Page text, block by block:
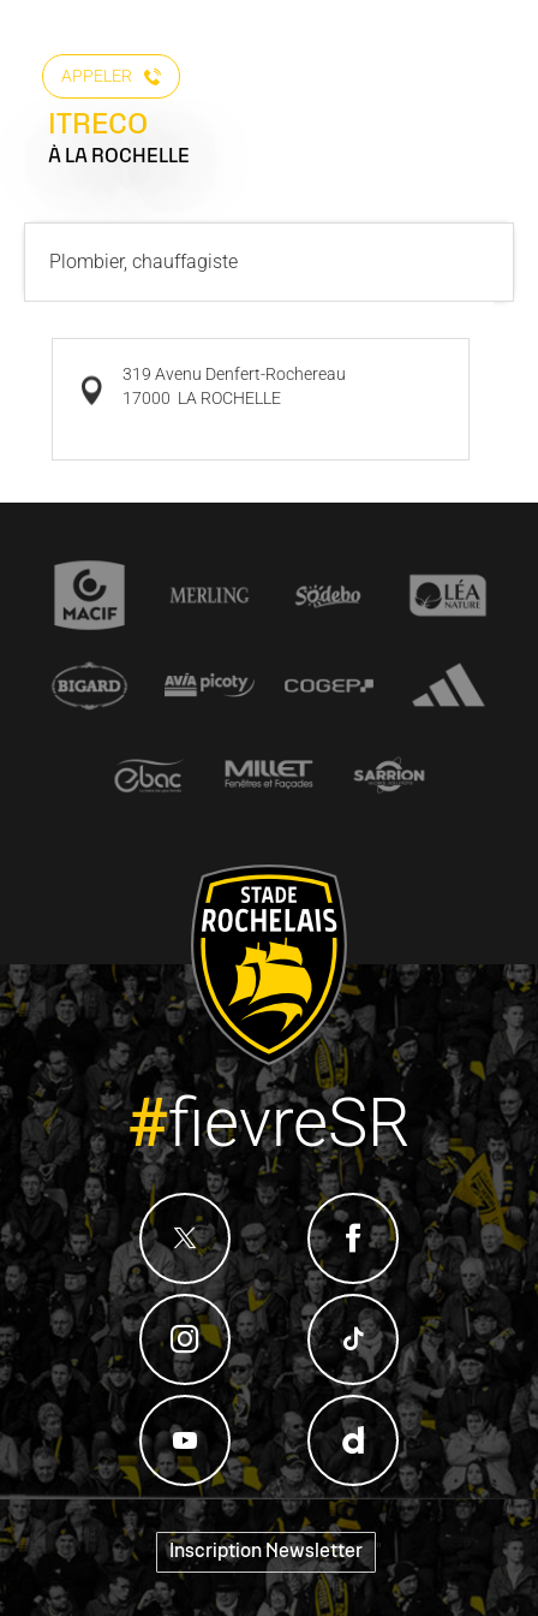
APPELER
ITRECO
À LA ROCHELLE
Plombier, chauffagiste
319 Avenu Denfert-Rochereau
17000 LA ROCHELLE
#fievreSR
Inscription Newsletter "